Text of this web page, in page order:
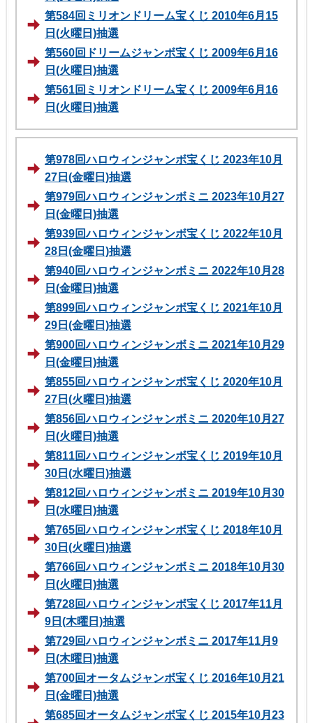
第584回ミリオンドリーム宝くじ 2010年6月15
日(火曜日)抽選
第560回ドリームジャンボ宝くじ 2009年6月16
日(火曜日)抽選
第561回ミリオンドリーム宝くじ 2009年6月16
日(火曜日)抽選
第978回ハロウィンジャンボ宝くじ 2023年10月
27日(金曜日)抽選
第979回ハロウィンジャンボミニ 2023年10月27
日(金曜日)抽選
第939回ハロウィンジャンボ宝くじ 2022年10月
28日(金曜日)抽選
第940回ハロウィンジャンボミニ 2022年10月28
日(金曜日)抽選
第899回ハロウィンジャンボ宝くじ 2021年10月
29日(金曜日)抽選
第900回ハロウィンジャンボミニ 2021年10月29
日(金曜日)抽選
第855回ハロウィンジャンボ宝くじ 2020年10月
27日(火曜日)抽選
第856回ハロウィンジャンボミニ 2020年10月27
日(火曜日)抽選
第811回ハロウィンジャンボ宝くじ 2019年10月
30日(水曜日)抽選
第812回ハロウィンジャンボミニ 2019年10月30
日(水曜日)抽選
第765回ハロウィンジャンボ宝くじ 2018年10月
30日(火曜日)抽選
第766回ハロウィンジャンボミニ 2018年10月30
日(火曜日)抽選
第728回ハロウィンジャンボ宝くじ 2017年11月
9日(木曜日)抽選
第729回ハロウィンジャンボミニ 2017年11月9
日(木曜日)抽選
第700回オータムジャンボ宝くじ 2016年10月21
日(金曜日)抽選
第685回オータムジャンボ宝くじ 2015年10月23